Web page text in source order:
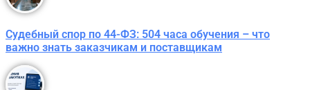
Судебный спор по 44-ФЗ: 504 часа обучения – что
важно знать заказчикам и поставщикам